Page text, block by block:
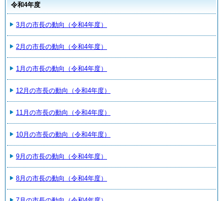
令和4年度
3月の市長の動向（令和4年度）
2月の市長の動向（令和4年度）
1月の市長の動向（令和4年度）
12月の市長の動向（令和4年度）
11月の市長の動向（令和4年度）
10月の市長の動向（令和4年度）
9月の市長の動向（令和4年度）
8月の市長の動向（令和4年度）